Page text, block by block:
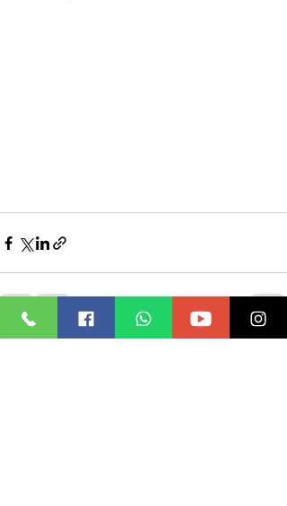
Ver todo